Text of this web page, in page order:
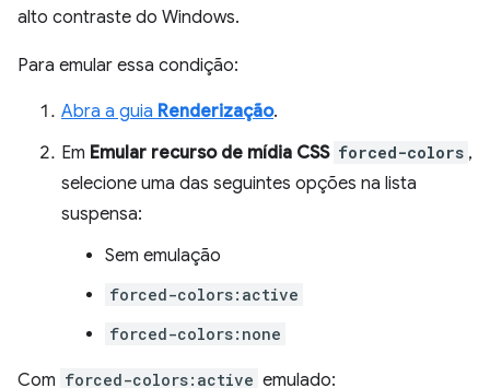
alto contraste do Windows.
Para emular essa condição:
Abra a guia Renderização.
Em Emular recurso de mídia CSS forced-colors ,
selecione uma das seguintes opções na lista
suspensa:
Sem emulação
forced-colors:active
forced-colors:none
Com forced-colors:active emulado: